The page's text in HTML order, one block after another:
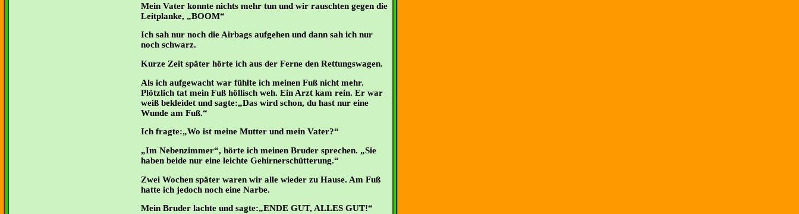
Mein Vater konnte nichts mehr tun und wir rauschten gegen die
Leitplanke, „BOOM“
Ich sah nur noch die Airbags aufgehen und dann sah ich nur
noch schwarz.
Kurze Zeit später hörte ich aus der Ferne den Rettungswagen.
Als ich aufgewacht war fühlte ich meinen Fuß nicht mehr.
Plötzlich tat mein Fuß höllisch weh. Ein Arzt kam rein. Er war
weiß bekleidet und sagte:„Das wird schon, du hast nur eine
Wunde am Fuß.“
Ich fragte:„Wo ist meine Mutter und mein Vater?“
Im Nebenzimmer“, hörte ich meinen Bruder sprechen. „Sie
haben beide nur eine leichte Gehirnerschütterung.“
Zwei Wochen später waren wir alle wieder zu Hause. Am Fuß
hatte ich jedoch noch eine Narbe.
Mein Bruder lachte und sagte:„ENDE GUT, ALLES GUT!“